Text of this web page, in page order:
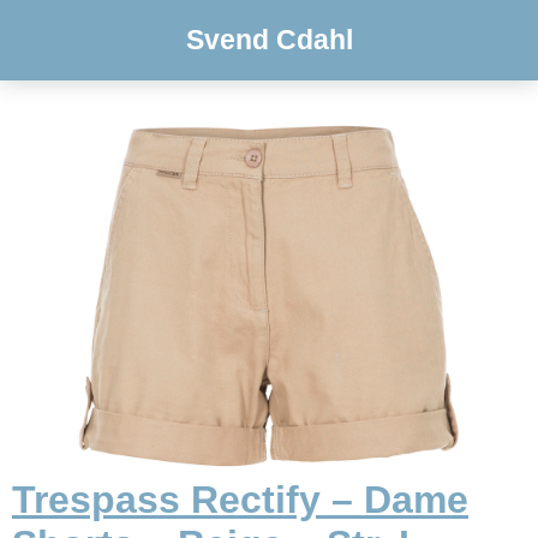
Svend Cdahl
Trespass Rectify – Dame